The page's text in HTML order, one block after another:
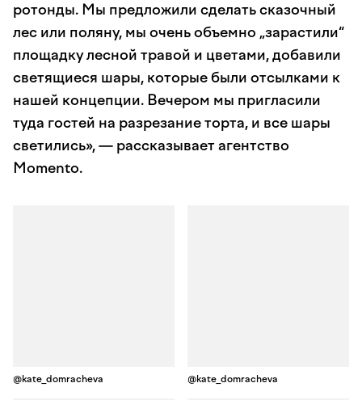
ротонды. Мы предложили сделать сказочный
лес или поляну, мы очень объемно „зарастили“
площадку лесной травой и цветами, добавили
светящиеся шары, которые были отсылками к
нашей концепции. Вечером мы пригласили
туда гостей на разрезание торта, и все шары
светились», — рассказывает агентство
Momento.
@kate_domracheva @kate_domracheva